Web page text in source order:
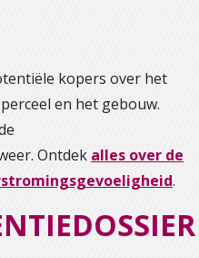
kopers over het
en het gebouw.
Ontdek alles over de
.